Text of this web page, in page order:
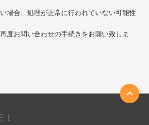
場合、処理が正常に行われていない可能性
度お問い合わせの手続きをお願い致しま